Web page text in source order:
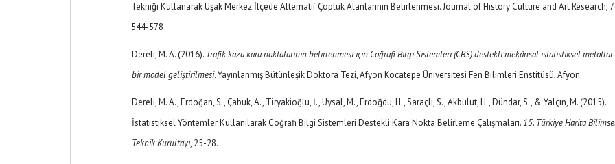
Tekniği Kullanarak Uşak Merkez İlçede Alternatif Çöplük Alanlarının Belirlenmesi. Journal of History Culture and Art Research,
544-578
Dereli, M. A. (2016). Trafik kaza kara noktalarının belirlenmesi için Coğrafi Bilgi Sistemleri (CBS) destekli mekânsal istatistiksel
bir model geliştirilmesi. Yayınlanmış Bütünleşik Doktora Tezi, Afyon Kocatepe Üniversitesi Fen Bilimleri Enstitüsü, Afyon.
Dereli, M. A., Erdoğan, S., Çabuk, A., Tiryakioğlu, İ., Uysal, M., Erdoğdu, H., Saraçlı, S., Akbulut, H., Dündar, S., & Yalçın, M. (2015).
İstatistiksel Yöntemler Kullanılarak Coğrafi Bilgi Sistemleri Destekli Kara Nokta Belirleme Çalışmaları. 15. Türkiye Harita
Teknik Kurultayı, 25-28.